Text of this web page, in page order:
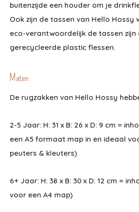
buitenzijde een houder om je
Ook zijn de tassen van Hello
eco-verantwoordelijk de tassen zijn
gerecycleerde plastic flessen.
Maten
De rugzakken van Hello Hossy
2-5 Jaar: H: 31 x B: 26 x D: 9 cm =
een A5 formaat map in en ideaal
peuters & kleuters)
6+ Jaar: H: 38 x B: 30 x D: 12 cm =
voor een A4 map)